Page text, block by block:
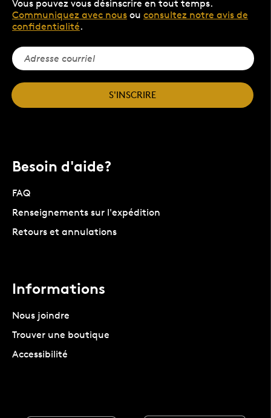
Vous pouvez vous désinscrire en tout temps.
Communiquez avec nous ou consultez notre avis de
confidentialité.
S'INSCRIRE
Besoin d'aide?
FAQ
Renseignements sur l'expédition
Retours et annulations
Informations
Nous joindre
Trouver une boutique
Accessibilité